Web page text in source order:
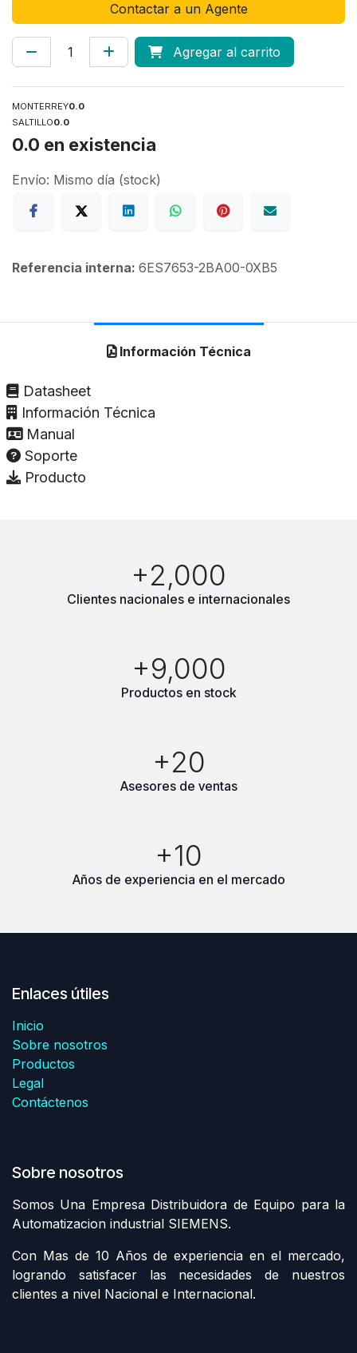
Contactar a un Agente
Agregar al carrito
MONTERREY0.0
SALTILLO0.0
0.0 en existencia
Envío: Mismo día (stock)
Referencia interna: 6ES7653-2BA00-0XB5
Información Técnica
Datasheet
Información Técnica
Manual
Soporte
Producto
+2,000
Clientes nacionales e internacionales
+9,000
Productos en stock
+20
Asesores de ventas
+10
Años de experiencia en el mercado
Enlaces útiles
Inicio
Sobre nosotros
Productos
Legal
Contáctenos
Sobre nosotros
Somos Una Empresa Distribuidora de Equipo para la
Automatizacion industrial SIEMENS.
Con Mas de 10 Años de experiencia en el mercado,
logrando satisfacer las necesidades de nuestros
clientes a nivel Nacional e Internacional.